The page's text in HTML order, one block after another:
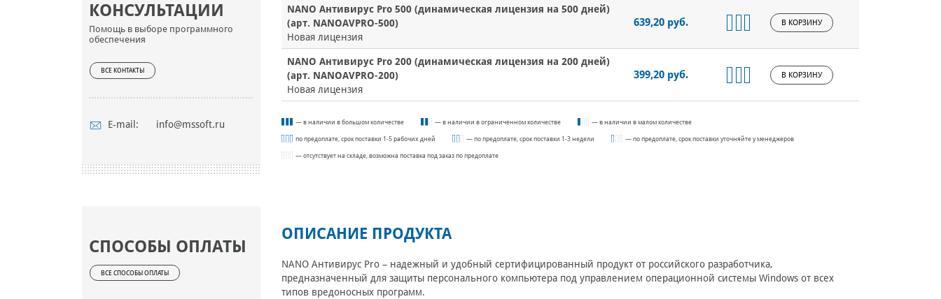
КОНСУЛЬТАЦИИ
Помощь в выборе программного
обеспечения
ВСЕ КОНТАКТЫ
E-mail: info@mssoft.ru
СПОСОБЫ ОПЛАТЫ
ВСЕ СПОСОБЫ ОПЛАТЫ
NANO Антивирус Pro 500 (динамическая лицензия на 500 дней)
(арт. NANOAVPRO-500)
Новая лицензия
639,20 руб. В КОРЗИНУ
NANO Антивирус Pro 200 (динамическая лицензия на 200 дней)
(арт. NANOAVPRO-200)
Новая лицензия
399,20 руб. В КОРЗИНУ
— в наличии в большом количестве — в наличии в ограниченном количестве — в наличии в малом количестве
по предоплате, срок поставки 1-5 рабочих дней — по предоплате, срок поставки 1-3 недели — по предоплате, срок поставки уточняйте у менеджеров
— отсутствует на складе, возможна поставка под заказ по предоплате
ОПИСАНИЕ ПРОДУКТА
NANO Антивирус Pro – надежный и удобный сертифицированный продукт от российского разработчика,
предназначенный для защиты персонального компьютера под управлением операционной системы Windows от всех
типов вредоносных программ.